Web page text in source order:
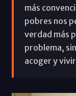
más
pobres nos
verdad más
problema,
acoger y